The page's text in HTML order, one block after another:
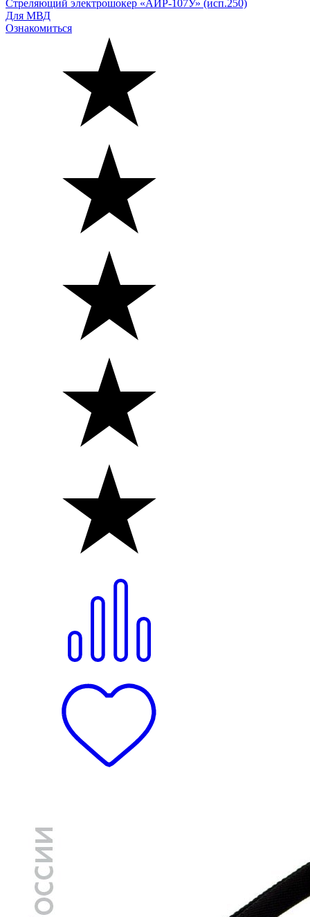
Стреляющий электрошокер «АИР-107У» (исп.250)
Для МВД
Ознакомиться